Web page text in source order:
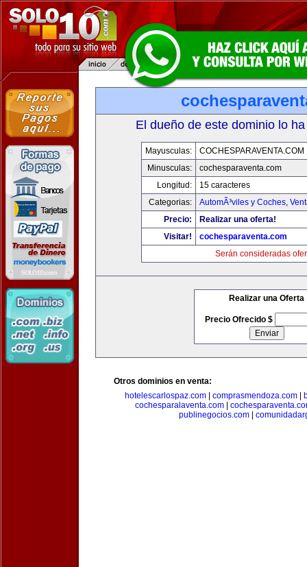
El dueño de este dominio lo
Mayusculas:
COCHESPARAVENTA.COM
Minusculas:
cochesparaventa.com
Longitud:
15 caracteres
Categorias:
AutomÃ³viles y Coches,
Precio:
Realizar una oferta!
Visitar!
cochesparaventa.com
Serán consideradas
Realizar una Oferta
Precio Ofrecido $
Otros dominios en venta:
hotelescarlospaz.com| comprasmendoza.com|
cochesparalaventa.com
publinegocios.com|